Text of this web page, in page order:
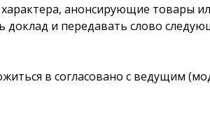
анонсирующие товары
доклад и передавать слово
в согласовано с ведущим